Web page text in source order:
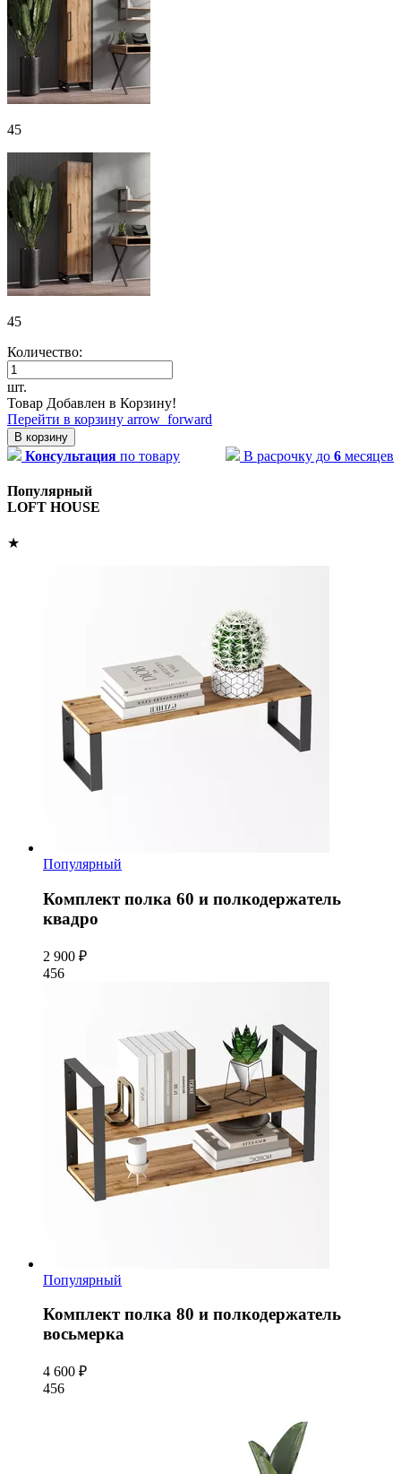
45
45
Количество:
шт.
Товар Добавлен в Корзину!
Перейти в корзину arrow_forward
В корзину
Консультация по товару В расрочку до 6 месяцев
Популярный
LOFT HOUSE
★
Популярный
Комплект полка 60 и полкодержатель
квадро
2 900 ₽
456
Популярный
Комплект полка 80 и полкодержатель
восьмерка
4 600 ₽
456